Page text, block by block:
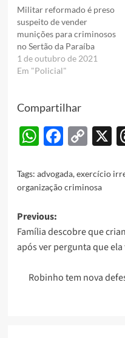
Militar reformado é preso
suspeito de vender
munições para criminosos
no Sertão da Paraíba
1 de outubro de 2021
Em "Policial"
Compartilhar
X
Tags: advogada,exercício
organização criminosa
Post
navigation
Previous:
Família descobre que
após ver pergunta que
Robinho tem nova